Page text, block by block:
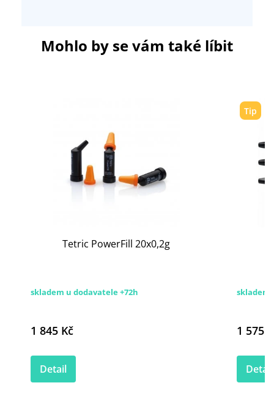
Mohlo by se vám také líbit
Tetric PowerFill 20x0,2g
skladem u dodavatele +72h
1 845 Kč
Detail
Tip
skladem
1 575
Detail